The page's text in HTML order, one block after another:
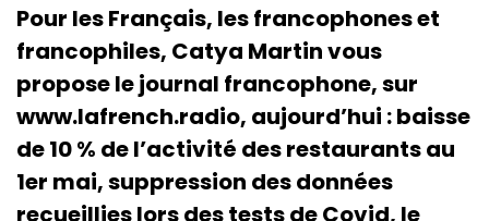
Pour les Français, les francophones et
francophiles, Catya Martin vous
propose le journal francophone, sur
www.lafrench.radio, aujourd’hui : baisse
de 10 % de l’activité des restaurants au
1er mai, suppression des données
recueillies lors des tests de Covid, le